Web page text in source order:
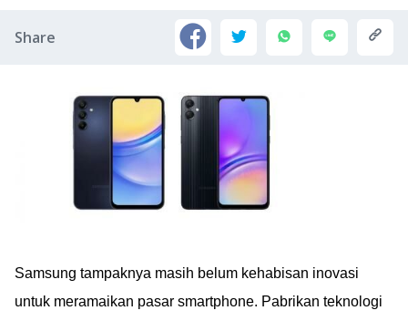
Share
Samsung tampaknya masih belum kehabisan inovasi
untuk meramaikan pasar smartphone. Pabrikan teknologi